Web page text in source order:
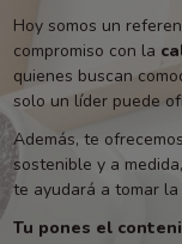
Hoy somos un
compromiso con la
quienes buscan
solo un líder puede
Además, te
sostenible y a
te ayudará a tomar
Tu pones el